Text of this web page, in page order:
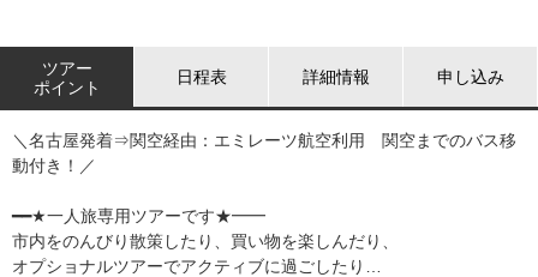
ツアー
ポイント
日程表 詳細情報 申し込み
＼名古屋発着⇒関空経由：エミレーツ航空利用 関空までのバス移
動付き！／
━━★一人旅専用ツアーです★━━
市内をのんびり散策したり、買い物を楽しんだり、
オプショナルツアーでアクティブに過ごしたり…